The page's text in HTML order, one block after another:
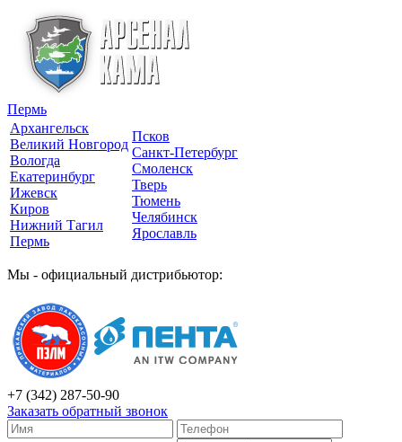
Пермь
Архангельск
Великий Новгород
Вологда
Екатеринбург
Ижевск
Киров
Нижний Тагил
Пермь
Псков
Санкт-Петербург
Смоленск
Тверь
Тюмень
Челябинск
Ярославль
Мы - официальный дистрибьютор:
+7 (342) 287-50-90
Заказать обратный звонок